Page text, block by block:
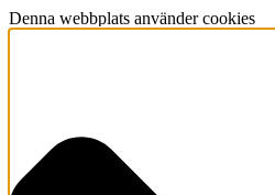
Denna webbplats använder cookies